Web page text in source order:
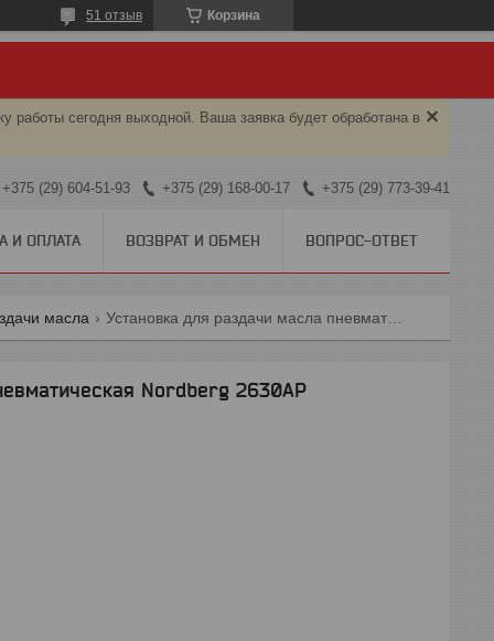
Корзина
51 отзыв
работы сегодня выходной. Ваша заявка будет обработана в
+375 (29) 604-51-93 +375 (29) 168-00-17 +375 (29) 773-39-41
И ОПЛАТА ВОЗВРАТ И ОБМЕН ВОПРОС-ОТВЕТ
масла Установка для раздачи масла пневматическая nordberg 2630ap
Nordberg 2630AP